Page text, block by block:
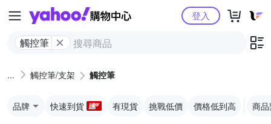
Yahoo購物中心
觸控筆
登入
觸控筆/支架 觸控筆
品牌 快速到貨 有現貨 挑戰低價 價格低到高 商